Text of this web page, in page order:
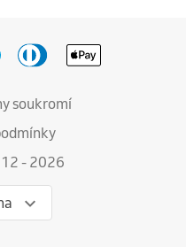
soukromí
- 2026